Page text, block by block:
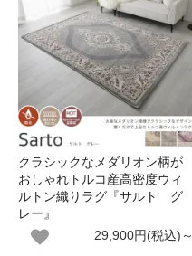
クラシックなメダリオン柄が
おしゃれトルコ産高密度ウィ
ルトン織りラグ『サルト グ
レー』
29,900円(税込)～